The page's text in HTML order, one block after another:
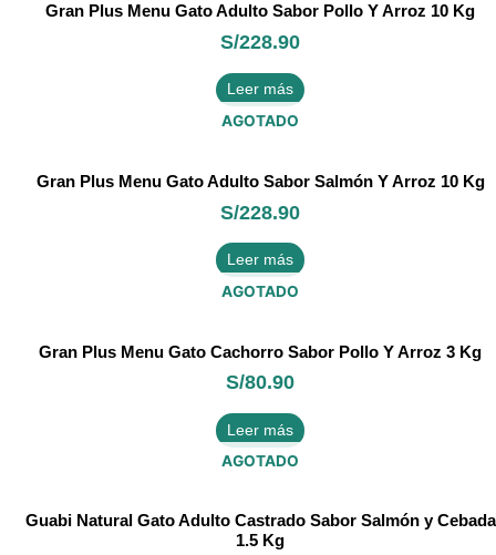
Gran Plus Menu Gato Adulto Sabor Pollo Y Arroz 10 Kg
S/228.90
Leer más
AGOTADO
Gran Plus Menu Gato Adulto Sabor Salmón Y Arroz 10 Kg
S/228.90
Leer más
AGOTADO
Gran Plus Menu Gato Cachorro Sabor Pollo Y Arroz 3 Kg
S/80.90
Leer más
AGOTADO
Guabi Natural Gato Adulto Castrado Sabor Salmón y Cebada
1.5 Kg